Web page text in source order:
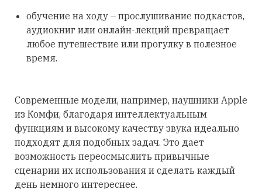
обучение на ходу – прослушивание подкастов,
аудиокниг или онлайн-лекций превращает
любое путешествие или прогулку в полезное
время.
Современные модели, например, наушники Apple
из Комфи, благодаря интеллектуальным
функциям и высокому качеству звука идеально
подходят для подобных задач. Это дает
возможность переосмыслить привычные
сценарии их использования и сделать каждый
день немного интереснее.